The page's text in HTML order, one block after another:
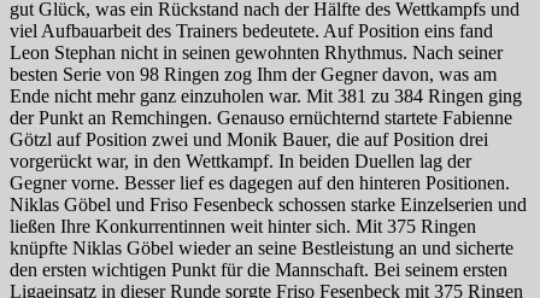
gut Glück, was ein Rückstand nach der Hälfte des Wettkampfs und
viel Aufbauarbeit des Trainers bedeutete. Auf Position eins fand
Leon Stephan nicht in seinen gewohnten Rhythmus. Nach seiner
besten Serie von 98 Ringen zog Ihm der Gegner davon, was am
Ende nicht mehr ganz einzuholen war. Mit 381 zu 384 Ringen ging
der Punkt an Remchingen. Genauso ernüchternd startete Fabienne
Götzl auf Position zwei und Monik Bauer, die auf Position drei
vorgerückt war, in den Wettkampf. In beiden Duellen lag der
Gegner vorne. Besser lief es dagegen auf den hinteren Positionen.
Niklas Göbel und Friso Fesenbeck schossen starke Einzelserien und
ließen Ihre Konkurrentinnen weit hinter sich. Mit 375 Ringen
knüpfte Niklas Göbel wieder an seine Bestleistung an und sicherte
den ersten wichtigen Punkt für die Mannschaft. Bei seinem ersten
Ligaeinsatz in dieser Runde sorgte Friso Fesenbeck mit 375 Ringen